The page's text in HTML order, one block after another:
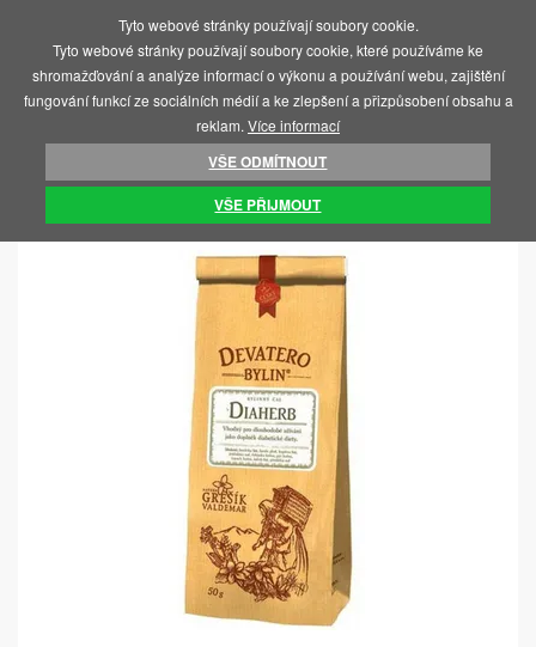
ÚVOD POTRAVINY, VITAMÍNY, ČAJE ČAJE
Tyto webové stránky používají soubory cookie.
Tyto webové stránky používají soubory cookie, které používáme ke
shromažďování a analýze informací o výkonu a používání webu, zajištění
fungování funkcí ze sociálních médií a ke zlepšení a přizpůsobení obsahu a
reklam. Více informací
VŠE ODMÍTNOUT
VŠE PŘIJMOUT